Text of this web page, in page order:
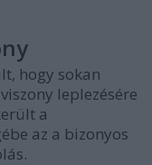
hogy sokan
leplezésére
a
az a bizonyos